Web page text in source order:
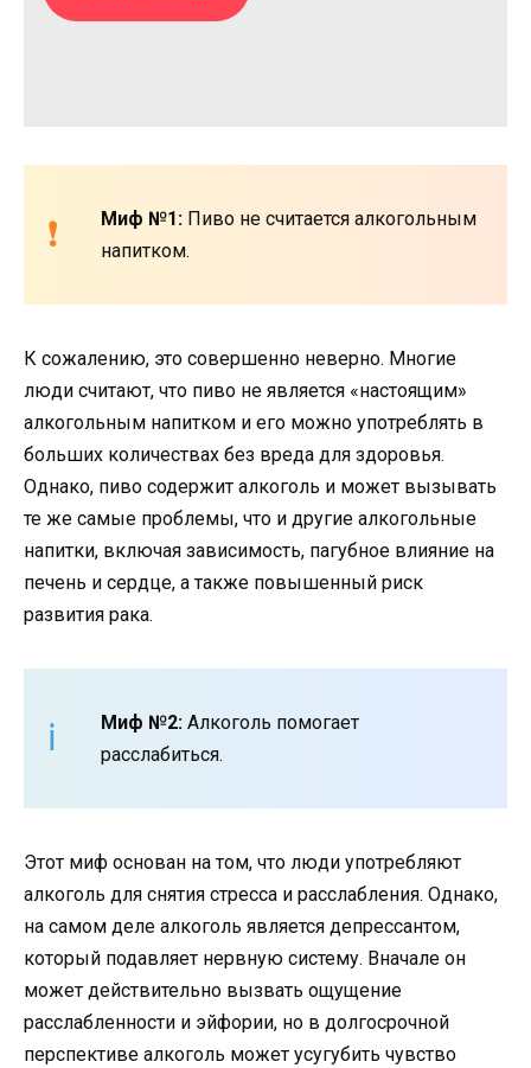
Миф №1: Пиво не считается алкогольным
напитком.
К сожалению, это совершенно неверно. Многие
люди считают, что пиво не является «настоящим»
алкогольным напитком и его можно употреблять в
больших количествах без вреда для здоровья.
Однако, пиво содержит алкоголь и может вызывать
те же самые проблемы, что и другие алкогольные
напитки, включая зависимость, пагубное влияние на
печень и сердце, а также повышенный риск
развития рака.
Миф №2: Алкоголь помогает
расслабиться.
Этот миф основан на том, что люди употребляют
алкоголь для снятия стресса и расслабления. Однако,
на самом деле алкоголь является депрессантом,
который подавляет нервную систему. Вначале он
может действительно вызвать ощущение
расслабленности и эйфории, но в долгосрочной
перспективе алкоголь может усугубить чувство